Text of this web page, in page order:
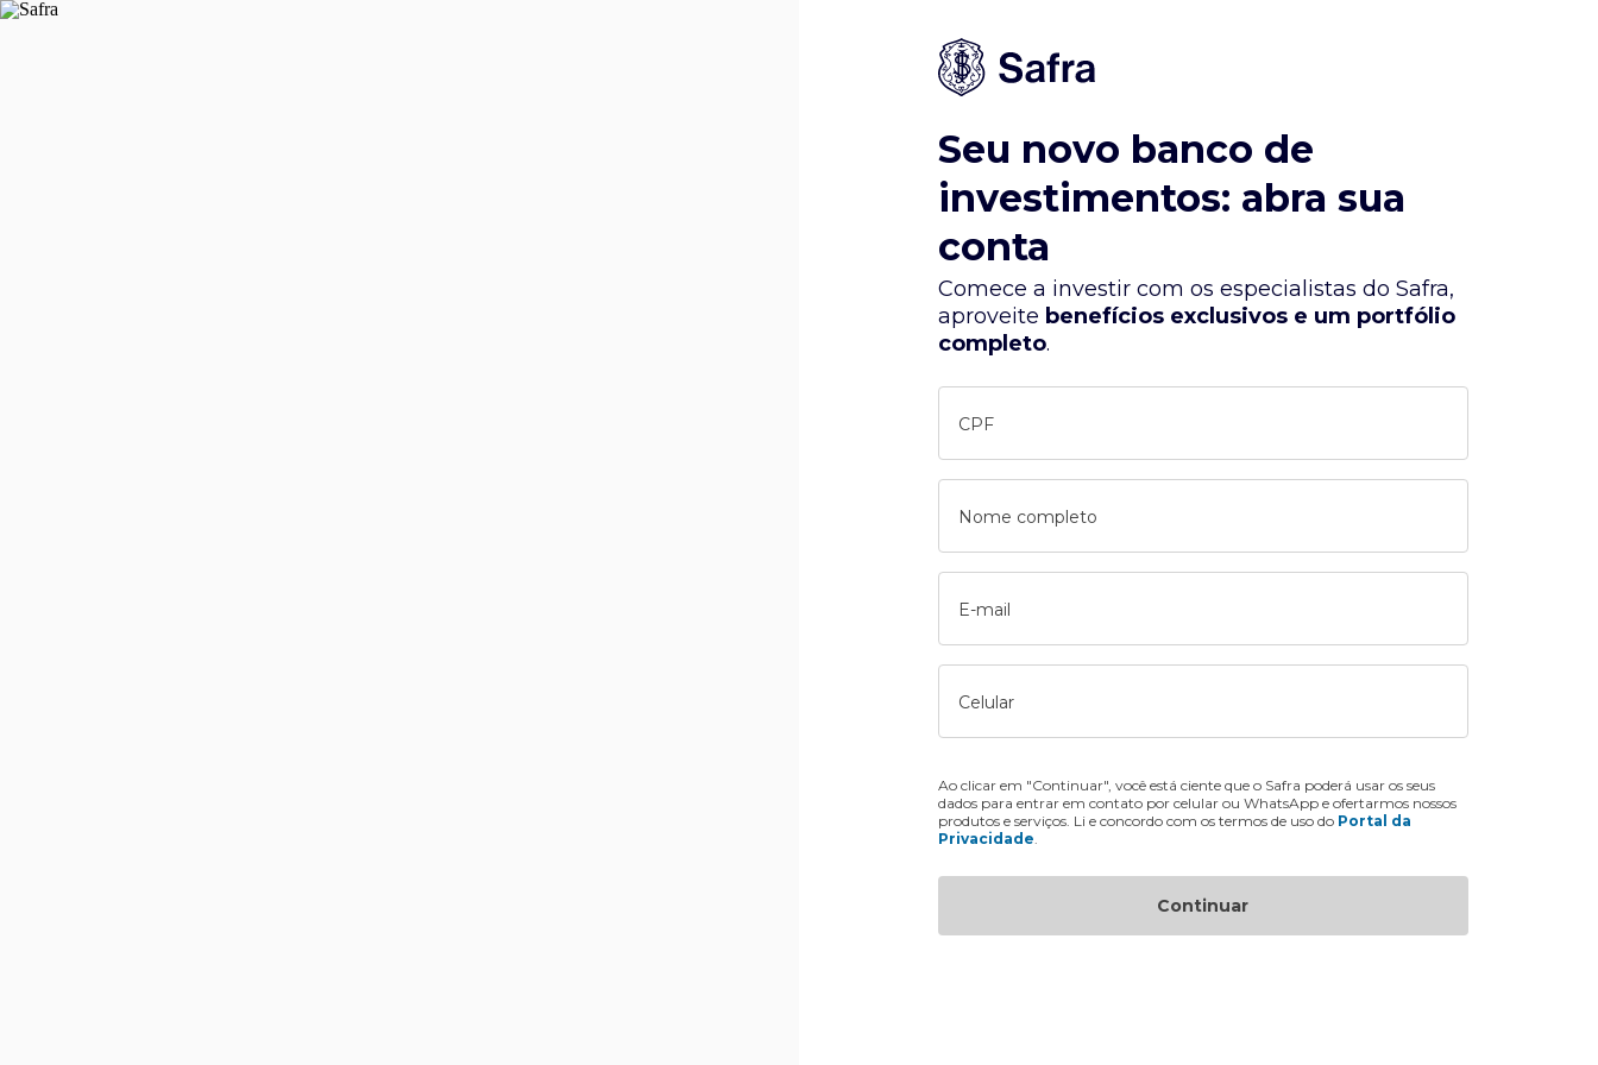
Seu novo banco de
investimentos: abra sua
conta
Comece a investir com os especialistas do Safra,
aproveite benefícios exclusivos e um portfólio
completo.
CPF
Nome completo
E-mail
Celular
Ao clicar em "Continuar", você está ciente que o Safra poderá usar os seus
dados para entrar em contato por celular ou WhatsApp e ofertarmos nossos
produtos e serviços. Li e concordo com os termos de uso do Portal da
Privacidade
Continuar